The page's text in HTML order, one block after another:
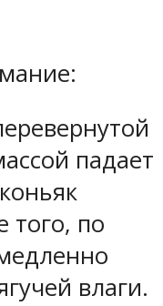
падает
того, по
влаги.